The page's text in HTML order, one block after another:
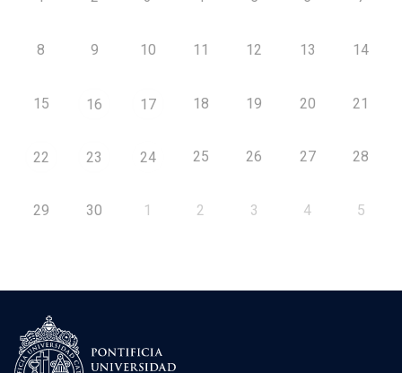
8 9 10 11 12 13 14
15 16 17 18 19 20 21
22 23 24 25 26 27 28
29 30 1 2 3 4 5